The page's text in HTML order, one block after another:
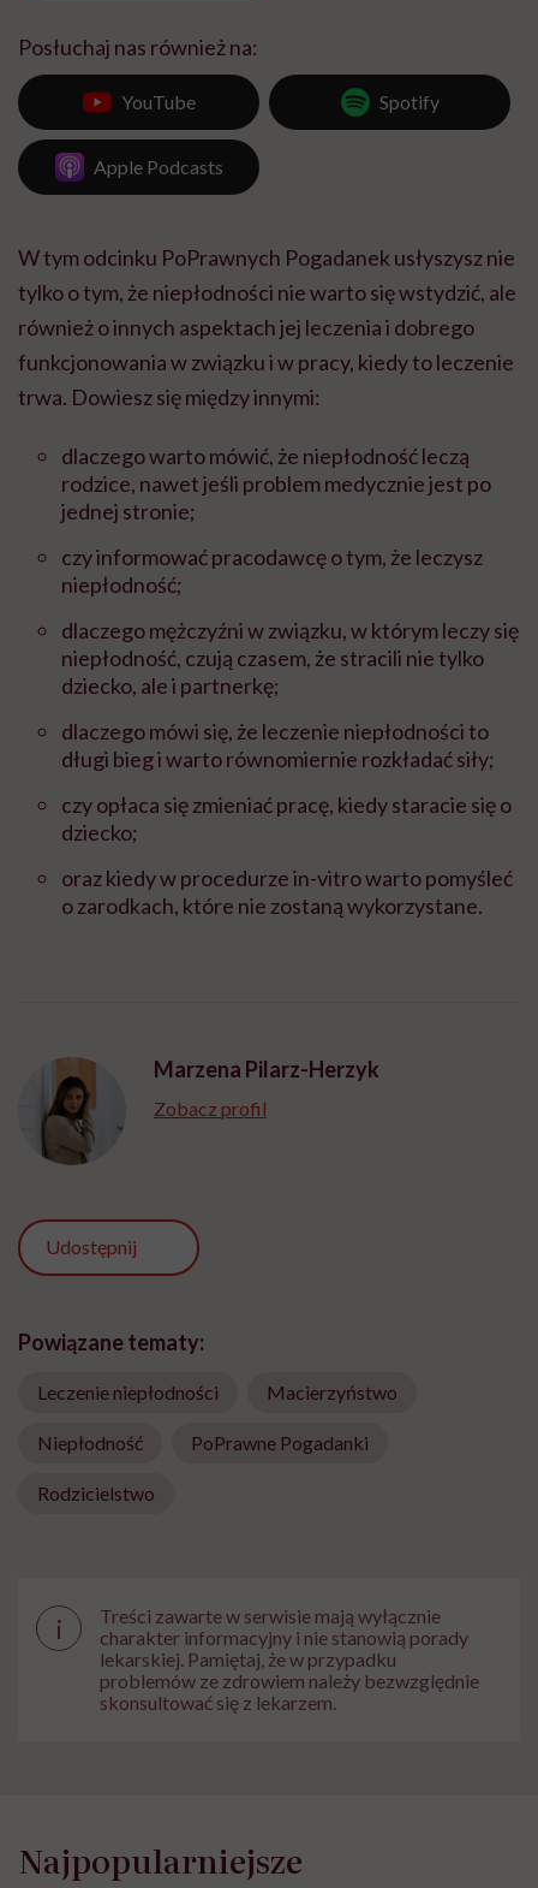
Posłuchaj nas również na:
YouTube Spotify
Apple Podcasts
W tym odcinku PoPrawnych Pogadanek usłyszysz nie
tylko o tym, że niepłodności nie warto się wstydzić, ale
również o innych aspektach jej leczenia i dobrego
funkcjonowania w związku i w pracy, kiedy to leczenie
trwa. Dowiesz się między innymi:
dlaczego warto mówić, że niepłodność leczą
rodzice, nawet jeśli problem medycznie jest po
jednej stronie;
czy informować pracodawcę o tym, że leczysz
niepłodność;
dlaczego mężczyźni w związku, w którym leczy się
niepłodność, czują czasem, że stracili nie tylko
dziecko, ale i partnerkę;
dlaczego mówi się, że leczenie niepłodności to
długi bieg i warto równomiernie rozkładać siły;
czy opłaca się zmieniać pracę, kiedy staracie się o
dziecko;
oraz kiedy w procedurze in-vitro warto pomyśleć
o zarodkach, które nie zostaną wykorzystane.
Marzena Pilarz-Herzyk
Zobacz profil
Udostępnij
Powiązane tematy:
Leczenie niepłodności Macierzyństwo
Niepłodność PoPrawne Pogadanki
Rodzicielstwo
i
Treści zawarte w serwisie mają wyłącznie
charakter informacyjny i nie stanowią porady
lekarskiej. Pamiętaj, że w przypadku
problemów ze zdrowiem należy bezwzględnie
skonsultować się z lekarzem.
Najpopularniejsze